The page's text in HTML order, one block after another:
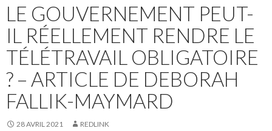
LE GOUVERNEMENT PEUT-
IL RÉELLEMENT RENDRE LE
TÉLÉTRAVAIL OBLIGATOIRE
? – ARTICLE DE DEBORAH
FALLIK-MAYMARD
28 AVRIL 2021 REDLINK